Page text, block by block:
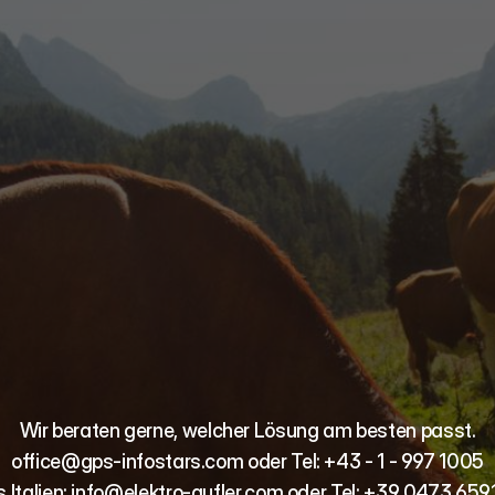
uns
Wir beraten gerne, welcher Lösung am besten passt.
office@gps-infostars.com oder Tel: +43 - 1 - 997 1005